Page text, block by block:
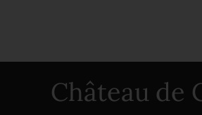
Château de